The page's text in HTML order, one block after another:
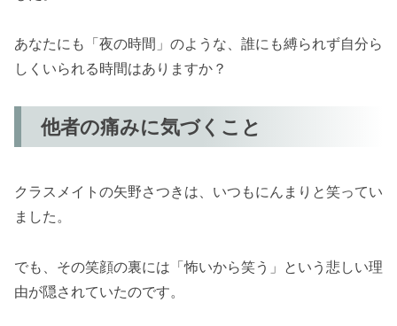
あなたにも「夜の時間」のような、誰にも縛られず自分ら
しくいられる時間はありますか？
他者の痛みに気づくこと
クラスメイトの矢野さつきは、いつもにんまりと笑ってい
ました。
でも、その笑顔の裏には「怖いから笑う」という悲しい理
由が隠されていたのです。